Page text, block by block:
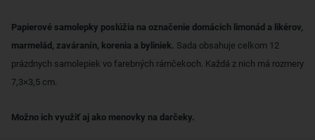
Papierové samolepky poslúžia na označenie domácich limonád a likérov,
marmelád, zaváranín, korenia a byliniek. Sada obsahuje celkom 12
prázdnych samolepiek vo farebných rámčekoch. Každá z nich má rozmery
7,3×3,5 cm.
Možno ich využiť aj ako menovky na darčeky.